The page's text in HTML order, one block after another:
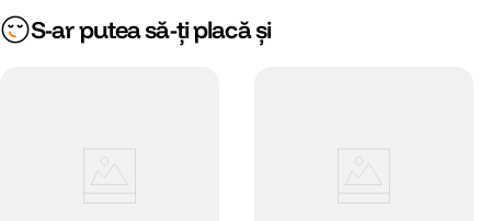
S-ar putea să-ți placă și